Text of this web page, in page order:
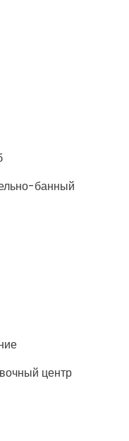
банный
центр